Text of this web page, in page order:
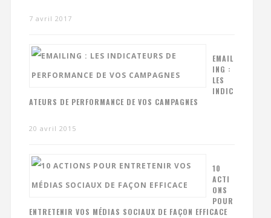
7 avril 2017
EMAIL
ING :
LES
INDIC
ATEURS DE PERFORMANCE DE VOS CAMPAGNES
20 avril 2015
10
ACTI
ONS
POUR
ENTRETENIR VOS MÉDIAS SOCIAUX DE FAÇON EFFICACE